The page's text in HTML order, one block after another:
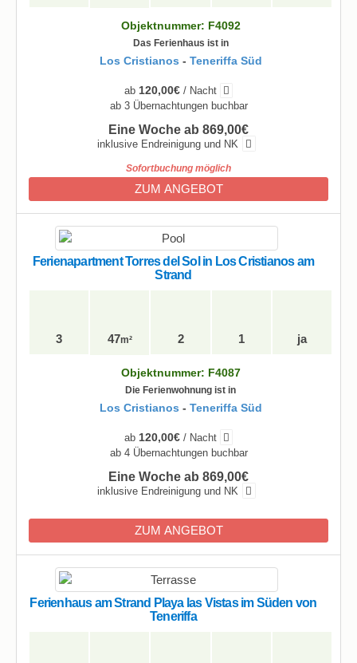
Objektnummer: F4092
Das Ferienhaus ist in
Los Cristianos - Teneriffa Süd
ab 120,00€/ Nacht
ab 3 Übernachtungen buchbar
Eine Woche ab 869,00€
inklusive Endreinigung und NK
Sofortbuchung möglich
ZUM ANGEBOT
Ferienapartment Torres del Sol in Los Cristianos am
Strand
3 47m² 2 1 ja
Objektnummer: F4087
Die Ferienwohnung ist in
Los Cristianos - Teneriffa Süd
ab 120,00€/ Nacht
ab 4 Übernachtungen buchbar
Eine Woche ab 869,00€
inklusive Endreinigung und NK
ZUM ANGEBOT
Ferienhaus am Strand Playa las Vistas im Süden von
Teneriffa